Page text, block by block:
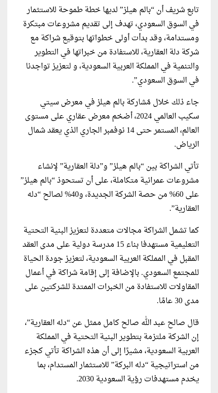
تابع شريف أن “بالم هيلز” لديها خطة طموحة للاستثمار
في السوق السعودي، تهدف إلى تقديم مشروعات مبتكرة
ومستدامة، وقد بدأت أولى خطواتها بتوقيع شراكة مع
شركة دلة العقارية، للاستفادة من خبراتها في التطوير
والتنمية في المملكة العربية السعودية، و لتعزيز تواجدنا
في السوق السعودي”.
جاء ذلك خلال مٌشاركة بالم هيلز في معرض سيتي
سكيب العالمي 2024، أضخم معرض عقاري على مستوى
العالم، المستمر حتى 14 نوفمبر الجاري الذي يعقد شمال
الرياض.
تأتي الشراكة بين “بالم هيلز” و”دلة العقارية” لإنشاء
مشروعات عمرانية متكاملة، على أن تستحوذ “بالم هيلز”
على 60% من حصة الشركة الجديدة، و40% لصالح “دله
العقارية”.
كما تشمل الشراكة مجالات متعددة لتعزيز البنية التحتية
التعليمية مستهدفا بناء 15 مدرسة دولية على مدى العقد
المقبل في المملكة العربية السعودية، لتعزيز جودة الحياة
للمجتمع السعودي. بالإضافة إلى إقامة شراكة في أعمال
المقاولات للاستفادة من الخبرات الممتدة للشركتين على
مدى 30 عامًا.
قال صالح عبد الله صالح كامل ممثل عن “دله العقارية”،
إن الشركة ملتزمة بتطوير البنية التحتية في المملكة
العربية السعودية، مشيرًا إلى أن هذه الشراكة تأتي كجزء
من استراتيجية “دله البركة” للاستثمار المستدام، بما
يخدم مستهدفات رؤية السعودية 2030.